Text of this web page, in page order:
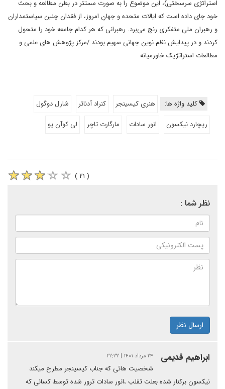
استراتژی سرسختی)، این موضوع را به صورت مستتر در بطن مطالعه و بحث
خود جای داده است که ایالات متحده و جهانِ امروز، از فقدان چنین سیاستمداران
و رهبران ملیِ متفکری رنج می‌برد. رهبرانی که هر کدام جامعه خود را متحول
کردند و در پیدایش نظم نوین جهانی سهیم بودند./مرکز پژوهش های علمی و
مطالعات استراتژیک خاورمیانه
کلید واژه ها: هنری کیسینجر کنراد آدنائر
شارل دوگول
ریچارد نیکسون
انور سادات مارگارت تاچر لی کوآن یو
( ۲۱ )
نظر شما :
ارسال نظر
ابراهیم قدیمی ۲۴ مرداد ۱۴۰۱ | ۲۲:۳۲
شخصیت هائی که جناب کیسینجر مطرح میکند
نیکسون برکنار شده بعلت تقلب ،انور سادات ترور شده توسط کسانی که